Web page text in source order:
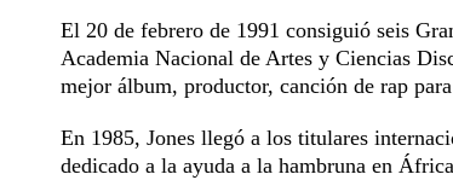
El 20 de febrero de 1991 consiguió seis
Academia Nacional de Artes y Ciencias
mejor álbum, productor, canción de rap
En 1985, Jones llegó a los titulares
dedicado a la ayuda a la hambruna en